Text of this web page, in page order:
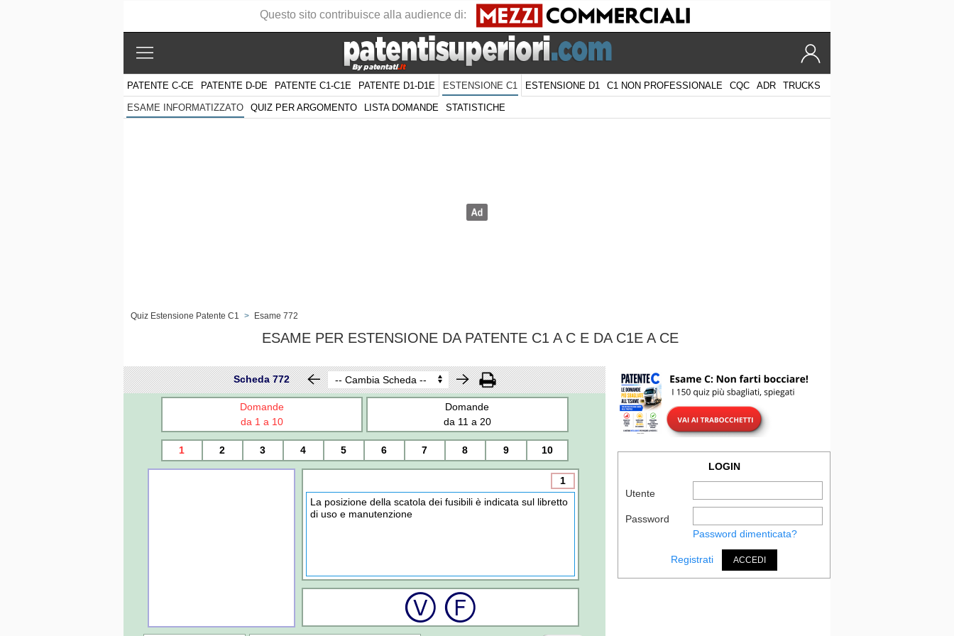
PATENTE C-CE PATENTE D-DE PATENTE C1-C1E PATENTE D1-D1E ESTENSIONE C1 ESTENSIONE D1 C1 NON PROFESSIONALE CQC ADR TRUCKS
ESAME INFORMATIZZATO QUIZ PER ARGOMENTO LISTA DOMANDE STATISTICHE
Quiz Estensione Patente C1 > Esame 772
ESAME PER ESTENSIONE DA PATENTE C1 A C E DA C1E A CE
Scheda 772
Domande
da 1 a 10
Domande
da 11 a 20
1 2 3 4 5 6 7 8 9 10
1
La posizione della scatola dei fusibili è indicata sul libretto
di uso e manutenzione
LOGIN
Utente
Password
Password dimenticata?
Registrati ACCEDI
Questo sito contribuisce alla audience di: